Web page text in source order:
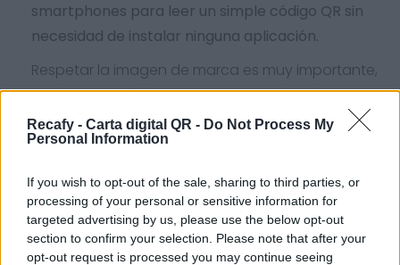
Recafy - Carta digital QR - Do Not Process My
Personal Information
If you wish to opt-out of the sale, sharing to third parties, or
processing of your personal or sensitive information for
targeted advertising by us, please use the below opt-out
section to confirm your selection. Please note that after your
opt-out request is processed you may continue seeing
smartphones para leer un simple código QR sin
necesidad de instalar ninguna aplicación.
Respetar la imagen de marca es muy importante,
por eso podrás personalizar la carta digital con
tu imagen y color corporativo. Contáctanos
para contratar la personalización avanzada.
Por eso hemos diseñado un sistema capaz de
ayudar a tu negocio a adaptarse a las
circunstancias actuales que nuestro país está
viviendo. Contamos con una carta de servicios